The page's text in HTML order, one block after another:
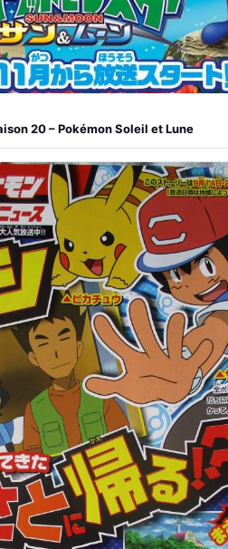
20 – Pokémon Soleil et Lune